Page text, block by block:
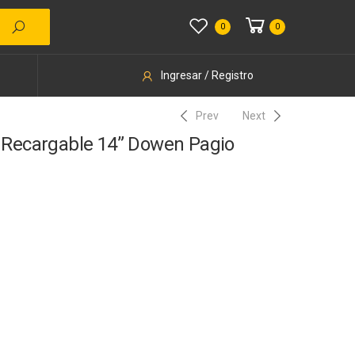
0 0
Ingresar / Registro
Prev Next
14” Dowen Pagio